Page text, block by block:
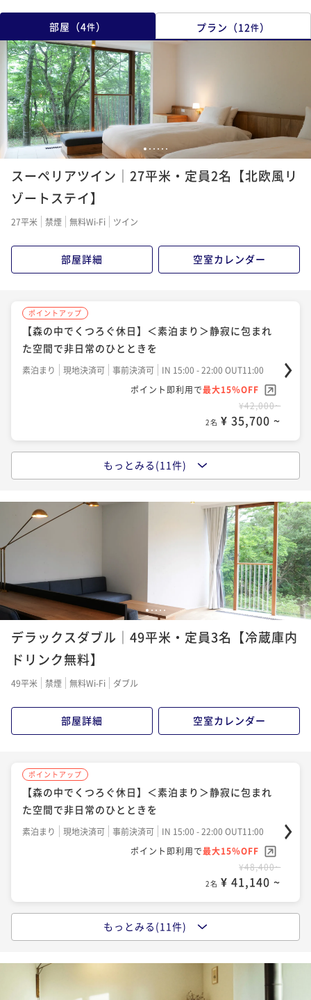
タッフ間で確認すればわかることをしっ
かり確認して欲しいと思いましたし、何
よりも接客態度が海外の方が以前より多
くなったからなのか、以前より落ちてい
るなぁと思ってしまいました。 1人にな
って、見えてなかった所が気になってし
まったのでしょうか…。 以前は素敵だ
と思った宿だった為に、より残念です。
朝食もつけていましたが、食べに行くの
は辞めました。
部屋 （4件） プラン （12件）
1 2 3 4 5 6
スーペリアツイン│27平米・定員2名【北欧風リ
ゾートステイ】
27平米 禁煙 無料Wi-Fi ツイン
部屋詳細 空室カレンダー
ポイントアップ
【森の中でくつろぐ休日】＜素泊まり＞静寂に包まれ
た空間で非日常のひとときを
素泊まり 現地決済可 事前決済可
IN 15:00 - 22:00 OUT11:00
ポイント即利用で最大15％OFF
¥42,000~
2名 ¥ 35,700 ~
【早期割30】＜素泊まり＞箱根仙石原の自然と温泉を
愉しむ非日常体験
素泊まり
IN 15:00 - 19:00 OUT11:00
最大15％OFF
¥43,600~
2名 ¥ 37,060 ~
ポイントアップ
【フレキシブルレート】＜朝食付＞こだわりの旬の地
場食材が並ぶ朝食ブッフェ
朝食付き 現地決済可
¥45,200~
2名 ¥ 38,420 ~
ポイントアップ
【早期割30】＜朝食付＞30日前のご予約ならお得
朝食付き 現地決済可 事前決済可
ポイント即利用で最大15％OFF
¥46,800~
¥ 39,780 ~
【早期割60】＜素泊まり＞箱根仙石原の自然と温泉を
愉しむ非日常体験
素泊まり 現地決済可 事前決済可
IN 15:00 - 19:00 OUT11:00
最大5％OFF
もっとみる(11件)
1 2 3 4 5
デラックスダブル│49平米・定員3名【冷蔵庫内
ドリンク無料】
49平米 禁煙 無料Wi-Fi ダブル
部屋詳細 空室カレンダー
ポイントアップ
【森の中でくつろぐ休日】＜素泊まり＞静寂に包まれ
た空間で非日常のひとときを
素泊まり 現地決済可 事前決済可
IN 15:00 - 22:00 OUT11:00
ポイント即利用で最大15％OFF
¥48,400~
2名 ¥ 41,140 ~
【早期割30】＜素泊まり＞箱根仙石原の自然と温泉を
愉しむ非日常体験
素泊まり
IN 15:00 - 19:00 OUT11:00
もっとみる(11件)